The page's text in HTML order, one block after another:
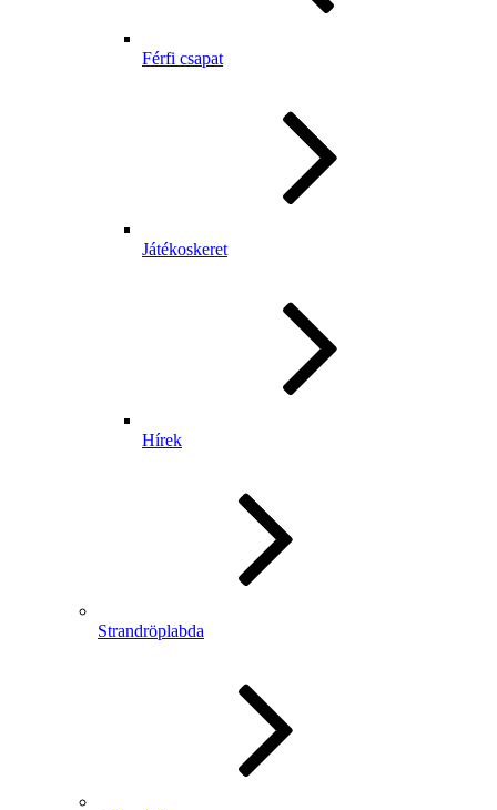
Férfi csapat
Játékoskeret
Hírek
Strandröplabda